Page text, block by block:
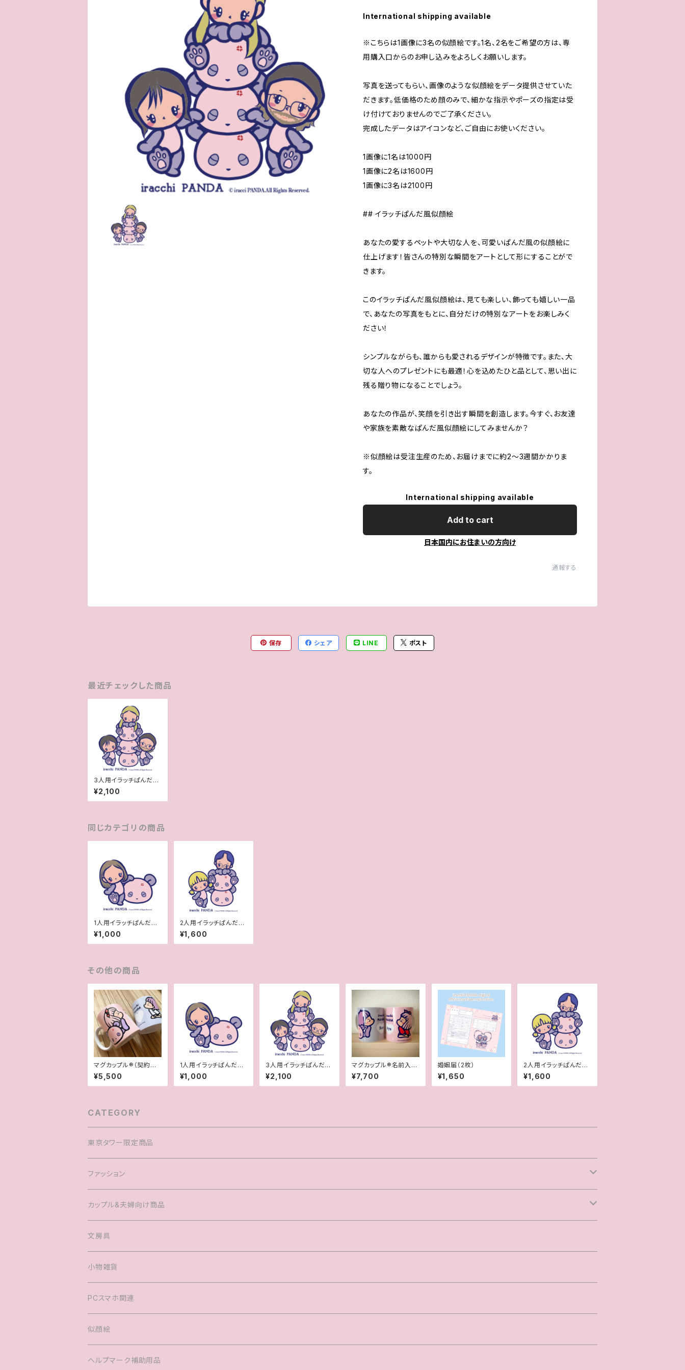
International shipping available
※こちらは1画像に3名の似顔絵です。1名、2名をご希望の方は、専
用購入口からのお申し込みをよろしくお願いします。
写真を送ってもらい、画像のような似顔絵をデータ提供させていた
だきます。低価格のため顔のみで、細かな指示やポーズの指定は受
け付けておりませんのでご了承ください。
完成したデータはアイコンなど、ご自由にお使いください。
1画像に1名は1000円
1画像に2名は1600円
1画像に3名は2100円
## イラッチぱんだ風似顔絵
あなたの愛するペットや大切な人を、可愛いぱんだ風の似顔絵に
仕上げます！皆さんの特別な瞬間をアートとして形にすることがで
きます。
このイラッチぱんだ風似顔絵は、見ても楽しい、飾っても嬉しい一品
で、あなたの写真をもとに、自分だけの特別なアートをお楽しみく
ださい！
シンプルながらも、誰からも愛されるデザインが特徴です。また、大
切な人へのプレゼントにも最適！心を込めたひと品として、思い出に
残る贈り物になることでしょう。
あなたの作品が、笑顔を引き出す瞬間を創造します。今すぐ、お友達
や家族を素敵なぱんだ風似顔絵にしてみませんか？
※似顔絵は受注生産のため、お届けまでに約2〜3週間かかりま
す。
International shipping available
Add to cart
日本国内にお住まいの方向け
通報する
保存 シェア LINE ポスト
最近チェックした商品
3人用イラッチぱんだ風
似顔絵
¥2,100
同じカテゴリの商品
1人用イラッチぱんだ風
似顔絵
¥1,000
2人用イラッチぱんだ風
似顔絵
¥1,600
その他の商品
マグカップル®︎（契約書
付きペアマグカップ）
¥5,500
1人用イラッチぱんだ風
似顔絵
¥1,000
3人用イラッチぱんだ風
似顔絵
¥2,100
マグカップル®︎名前入り
（契約書付き世界に一つ
オリジナルペアマグカッ
プ）
¥7,700
婚姻届（2枚）
¥1,650
2人用イラッチぱんだ風
似顔絵
¥1,600
CATEGORY
東京タワー限定商品
ファッション
Tシャツ
キャップ
ヘアアクセサリー
バック
キッズTシャツ
カップル&夫婦向け商品
マグカップル®️
婚姻届
文房具
小物雑貨
PCスマホ関連
似顔絵
ヘルプマーク補助用品